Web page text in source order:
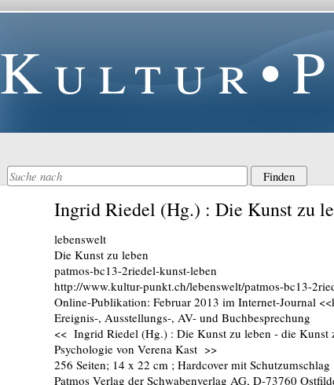
Ingrid Riedel (Hg.) : Die Kunst zu
lebenswelt
Die Kunst zu leben
patmos-bc13-2riedel-kunst-leben
http://www.kultur-punkt.ch/lebenswelt/patmos-bc13-
Online-Publikation: Februar 2013 im Internet-Journal
Ereignis-, Ausstellungs-, AV- und Buchbesprechung
<< Ingrid Riedel (Hg.) : Die Kunst zu leben - die Kunst
Psychologie von Verena Kast >>
256 Seiten; 14 x 22 cm ; Hardcover mit
Patmos Verlag der Schwabenverlag AG, D-73760